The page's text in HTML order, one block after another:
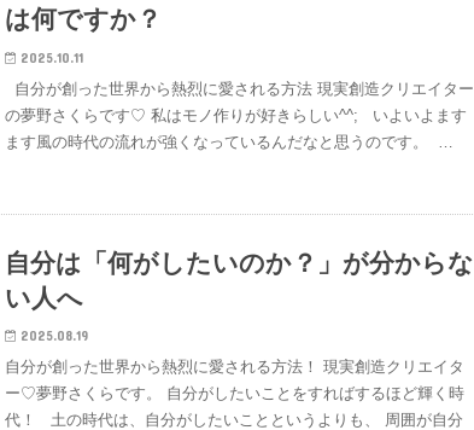
は何ですか？
2025.10.11
自分が創った世界から熱烈に愛される方法 現実創造クリエイター
の夢野さくらです♡ 私はモノ作りが好きらしい^^; いよいよます
ます風の時代の流れが強くなっているんだなと思うのです。 …
自分は「何がしたいのか？」が分からな
い人へ
2025.08.19
自分が創った世界から熱烈に愛される方法！ 現実創造クリエイタ
ー♡夢野さくらです。 自分がしたいことをすればするほど輝く時
代！ 土の時代は、自分がしたいことというよりも、 周囲が自分